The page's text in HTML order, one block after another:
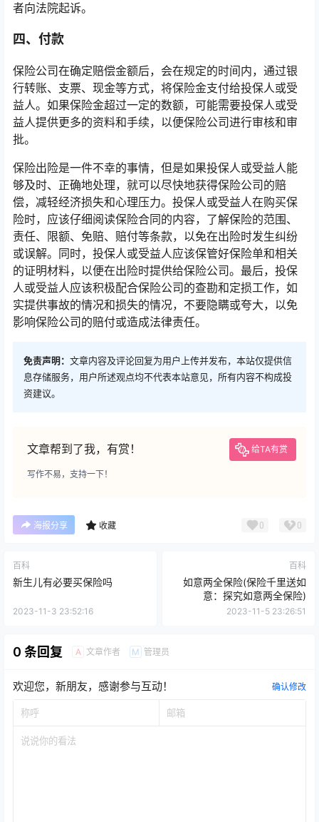
者向法院起诉。
四、付款
保险公司在确定赔偿金额后，会在规定的时间内，通过银
行转账、支票、现金等方式，将保险金支付给投保人或受
益人。如果保险金超过一定的数额，可能需要投保人或受
益人提供更多的资料和手续，以便保险公司进行审核和审
批。
保险出险是一件不幸的事情，但是如果投保人或受益人能
够及时、正确地处理，就可以尽快地获得保险公司的赔
偿，减轻经济损失和心理压力。投保人或受益人在购买保
险时，应该仔细阅读保险合同的内容，了解保险的范围、
责任、限额、免赔、赔付等条款，以免在出险时发生纠纷
或误解。同时，投保人或受益人应该保管好保险单和相关
的证明材料，以便在出险时提供给保险公司。最后，投保
人或受益人应该积极配合保险公司的查勘和定损工作，如
实提供事故的情况和损失的情况，不要隐瞒或夸大，以免
影响保险公司的赔付或造成法律责任。
免责声明： 文章内容及评论回复为用户上传并发布，本站仅提供信
息存储服务，用户所述观点均不代表本站意见，所有内容不构成投
资建议。
文章帮到了我，有赏！ 给TA有赏
写作不易，支持一下！
海报分享 收藏 0 0
百科
新生儿有必要买保险吗
2023-11-3 23:52:16
百科
如意两全保险(保险千里送如
意：探究如意两全保险)
2023-11-5 23:26:51
0 条回复 A 文章作者 M 管理员
欢迎您，新朋友，感谢参与互动！ 确认修改